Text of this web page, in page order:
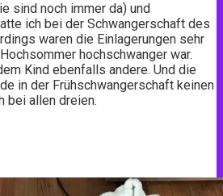
sind noch immer da) und
ich bei der Schwangerschaft des
waren die Einlagerungen sehr
hochschwanger war.
Kind ebenfalls andere. Und die
in der Frühschwangerschaft keinen
bei allen dreien.